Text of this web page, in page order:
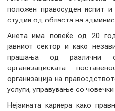
ИНИЦИЈАТИВИ
ПОСТАПКА
ПОДНЕСИ ИНИЦИЈАТИВА
ПОДДРЖИ ИНИЦИЈАТИВА
положен правосуден испит
студии од областа на
Анета има повеќе од 20
јавниот сектор и како
прашања од различни
организациската
организација на
услуги, управување со
Нејзината кариера како